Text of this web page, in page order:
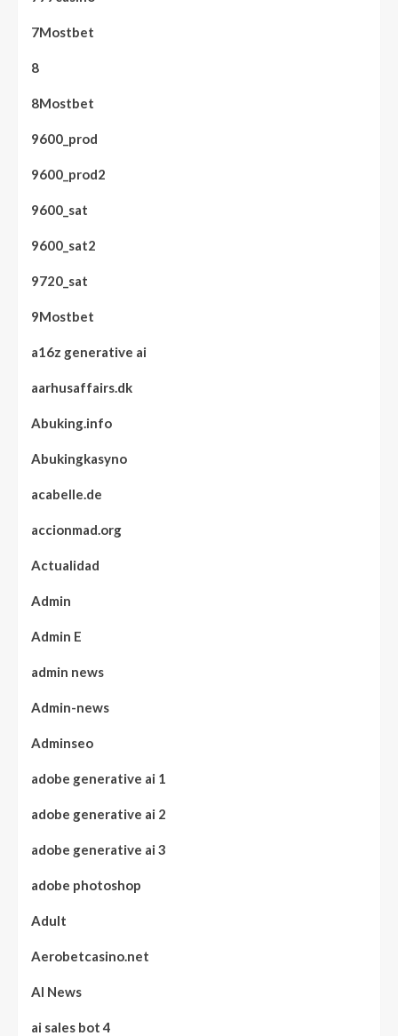
7Mostbet
8
8Mostbet
9600_prod
9600_prod2
9600_sat
9600_sat2
9720_sat
9Mostbet
a16z generative ai
aarhusaffairs.dk
Abuking.info
Abukingkasyno
acabelle.de
accionmad.org
Actualidad
Admin
Admin E
admin news
Admin-news
Adminseo
adobe generative ai 1
adobe generative ai 2
adobe generative ai 3
adobe photoshop
Adult
Aerobetcasino.net
AI News
ai sales bot 4